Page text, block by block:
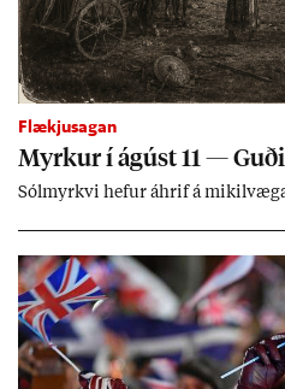
Flækjusagan
Myrk­ur í ág­úst 11 —
Sól­myrkvi hef­ur áhrif á